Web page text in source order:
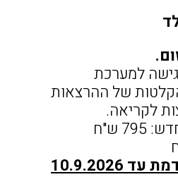
למערכת
של ההרצאות
לקריאה.
מחיר לתלמיד חדש: 795 ש"ח I מחיר
מחיר בהרשמה מוקדמת עד 10.9.2026